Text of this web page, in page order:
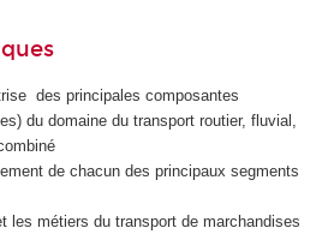
des principales composantes
du domaine du transport routier, fluvial,
de chacun des principaux segments
les métiers du transport de marchandises